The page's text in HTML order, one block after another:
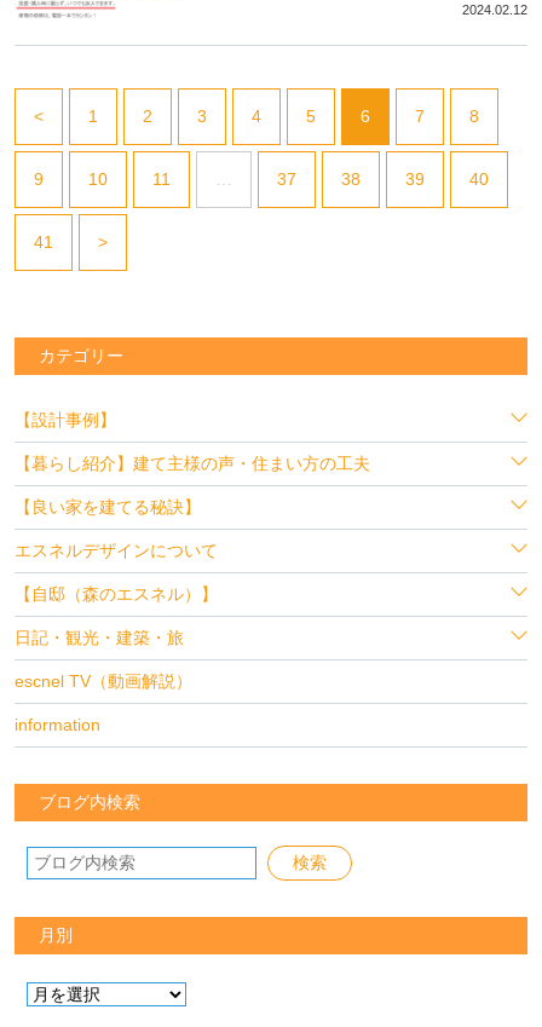
2024.02.12
< 1 2 3 4 5 6 7 8
9 10 11 37 38 39 40
41 >
カテゴリー
【設計事例】
【暮らし紹介】建て主様の声・住まい方の工夫
【良い家を建てる秘訣】
エスネルデザインについて
【自邸（森のエスネル）】
日記・観光・建築・旅
escnel TV（動画解説）
information
ブログ内検索
月別